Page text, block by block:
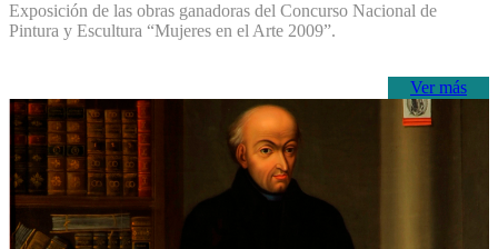
Exposición de las obras ganadoras del Concurso Nacional de
Pintura y Escultura “Mujeres en el Arte 2009”.
Ver más